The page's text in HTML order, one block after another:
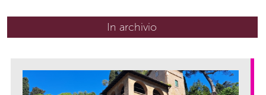
In archivio